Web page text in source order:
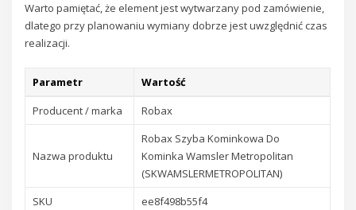
Warto pamiętać, że element jest wytwarzany pod zamówienie,
dlatego przy planowaniu wymiany dobrze jest uwzględnić czas
realizacji.
Parametr
Wartość
Producent / marka
Robax
Nazwa produktu
Robax Szyba Kominkowa Do
Kominka Wamsler Metropolitan
(SKWAMSLERMETROPOLITAN)
SKU
ee8f498b55f4